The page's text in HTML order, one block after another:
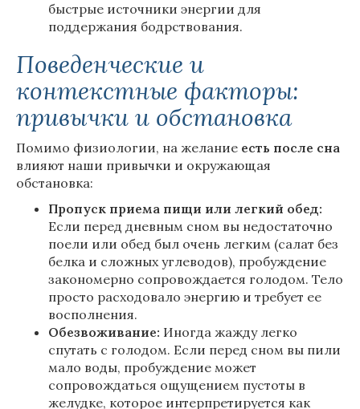
быстрые источники энергии для
поддержания бодрствования.
Поведенческие и
контекстные факторы:
привычки и обстановка
Помимо физиологии, на желание есть после сна
влияют наши привычки и окружающая
обстановка:
Пропуск приема пищи или легкий обед:
Если перед дневным сном вы недостаточно
поели или обед был очень легким (салат без
белка и сложных углеводов), пробуждение
закономерно сопровождается голодом. Тело
просто расходовало энергию и требует ее
восполнения.
Обезвоживание: Иногда жажду легко
спутать с голодом. Если перед сном вы пили
мало воды, пробуждение может
сопровождаться ощущением пустоты в
желудке, которое интерпретируется как